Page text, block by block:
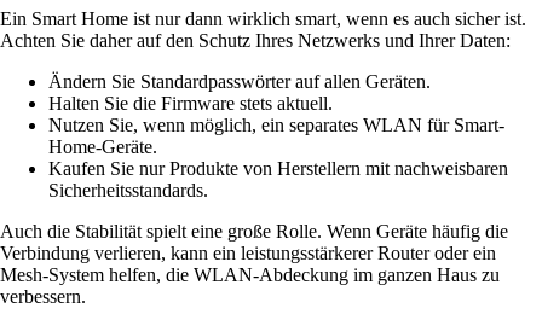
Ein Smart Home ist nur dann wirklich smart, wenn es auch sicher ist.
Achten Sie daher auf den Schutz Ihres Netzwerks und Ihrer Daten:
Ändern Sie Standardpasswörter auf allen Geräten.
Halten Sie die Firmware stets aktuell.
Nutzen Sie, wenn möglich, ein separates WLAN für Smart-
Home-Geräte.
Kaufen Sie nur Produkte von Herstellern mit nachweisbaren
Sicherheitsstandards.
Auch die Stabilität spielt eine große Rolle. Wenn Geräte häufig die
Verbindung verlieren, kann ein leistungsstärkerer Router oder ein
Mesh-System helfen, die WLAN-Abdeckung im ganzen Haus zu
verbessern.